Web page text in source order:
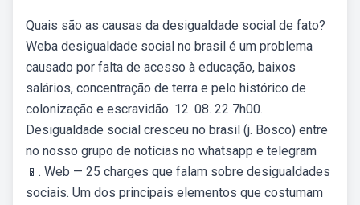
Quais são as causas da desigualdade social de fato?
Weba desigualdade social no brasil é um problema
causado por falta de acesso à educação, baixos
salários, concentração de terra e pelo histórico de
colonização e escravidão. 12. 08. 22 7h00.
Desigualdade social cresceu no brasil (j. Bosco) entre
no nosso grupo de notícias no whatsapp e telegram
📱. Web — 25 charges que falam sobre desigualdades
sociais. Um dos principais elementos que costumam